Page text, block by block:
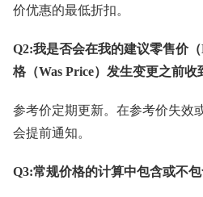
价优惠的最低折扣。
Q2:我是否会在我的建议零售价
格（Was Price）发生变更之前收
参考价定期更新。在参考价失效
会提前通知。
Q3:常规价格的计算中包含或不